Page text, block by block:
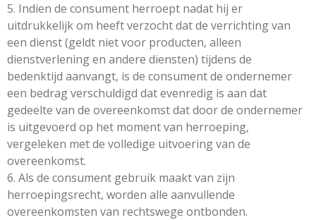
5. Indien de consument herroept nadat hij er
uitdrukkelijk om heeft verzocht dat de verrichting van
een dienst (geldt niet voor producten, alleen
dienstverlening en andere diensten) tijdens de
bedenktijd aanvangt, is de consument de ondernemer
een bedrag verschuldigd dat evenredig is aan dat
gedeelte van de overeenkomst dat door de ondernemer
is uitgevoerd op het moment van herroeping,
vergeleken met de volledige uitvoering van de
overeenkomst.
6. Als de consument gebruik maakt van zijn
herroepingsrecht, worden alle aanvullende
overeenkomsten van rechtswege ontbonden.